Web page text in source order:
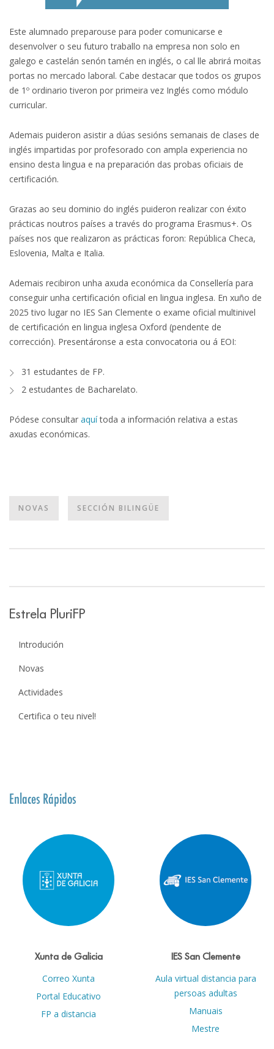
Este alumnado preparouse para poder comunicarse e
desenvolver o seu futuro traballo na empresa non solo en
galego e castelán senón tamén en inglés, o cal lle abrirá moitas
portas no mercado laboral. Cabe destacar que todos os grupos
de 1º ordinario tiveron por primeira vez Inglés como módulo
curricular.
Ademais puideron asistir a dúas sesións semanais de clases de
inglés impartidas por profesorado con ampla experiencia no
ensino desta lingua e na preparación das probas oficiais de
certificación.
Grazas ao seu dominio do inglés puideron realizar con éxito
prácticas noutros países a través do programa Erasmus+. Os
países nos que realizaron as prácticas foron: República Checa,
Eslovenia, Malta e Italia.
Ademais recibiron unha axuda económica da Consellería para
conseguir unha certificación oficial en lingua inglesa. En xuño de
2025 tivo lugar no IES San Clemente o exame oficial multinivel
de certificación en lingua inglesa Oxford (pendente de
corrección). Presentáronse a esta convocatoria ou á EOI:
31 estudantes de FP.
2 estudantes de Bacharelato.
Pódese consultar aquítoda a información relativa a estas
axudas económicas.
NOVAS SECCIÓN BILINGÜE
Estrela PluriFP
Introdución
Novas
Actividades
Certifica o teu nivel!
Enlaces Rápidos
Xunta de Galicia
Correo Xunta
Portal Educativo
FP a distancia
IES San Clemente
Aula virtual distancia para
persoas adultas
Manuais
Mestre